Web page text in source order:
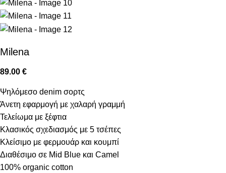
Milena
89.00 €
Ψηλόμεσο denim σορτς
Άνετη εφαρμογή με χαλαρή γραμμή
Τελείωμα με ξέφτια
Κλασικός σχεδιασμός με 5 τσέπες
Κλείσιμο με φερμουάρ και κουμπί
Διαθέσιμο σε Mid Blue και Camel
100% organic cotton